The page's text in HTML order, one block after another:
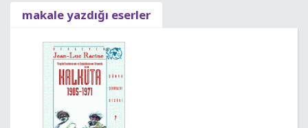
makale yazdığı eserler